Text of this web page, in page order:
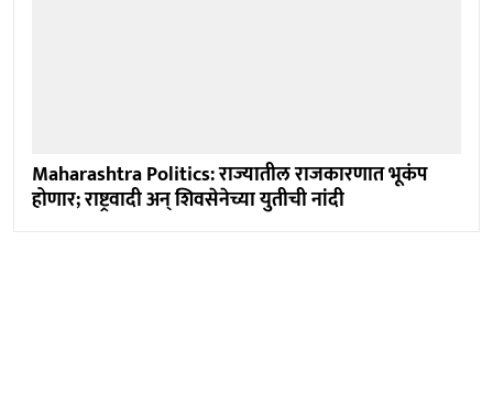
Maharashtra Politics: राज्यातील राजकारणात भूकंप
होणार; राष्ट्रवादी अन् शिवसेनेच्या युतीची नांदी